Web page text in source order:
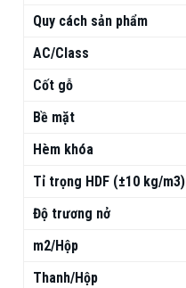
Quy cách sản phẩm
AC/Class
Cốt gỗ
Bề mặt
Hèm khóa
Tỉ trọng HDF (±10 kg/m3)
Độ trương nở
m2/Hộp
Thanh/Hộp